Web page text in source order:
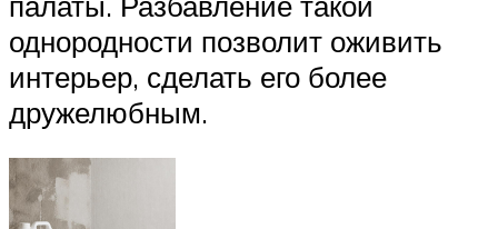
однородности позволит оживить
интерьер, сделать его более
дружелюбным.